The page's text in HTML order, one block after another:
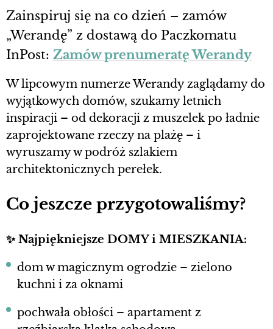
Zainspiruj się na co dzień – zamów
„Werandę” z dostawą do Paczkomatu
InPost: Zamów prenumeratę Werandy
W lipcowym numerze Werandy zaglądamy do
wyjątkowych domów, szukamy letnich
inspiracji – od dekoracji z muszelek po ładnie
zaprojektowane rzeczy na plażę – i
wyruszamy w podróż szlakiem
architektonicznych perełek.
Co jeszcze przygotowaliśmy?
✨Najpiękniejsze DOMY i MIESZKANIA:
dom w magicznym ogrodzie – zielono
kuchni i za oknami
pochwała obłości – apartament z